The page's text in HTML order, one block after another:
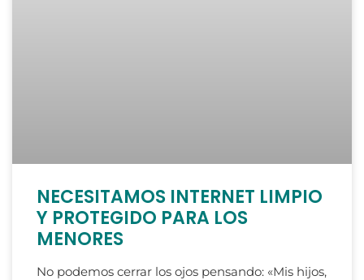
NECESITAMOS INTERNET LIMPIO
Y PROTEGIDO PARA LOS
MENORES
No podemos cerrar los ojos pensando: «Mis hijos,